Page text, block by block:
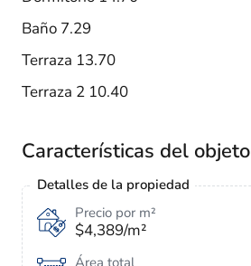
Baño 7.29
Terraza 13.70
Terraza 2 10.40
Características del objeto
Detalles de la propiedad
Precio por m²
$4,389/m²
Área total